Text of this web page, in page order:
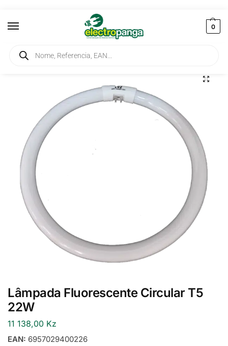
0
Início / Iluminação / Lâmpadas
Lâmpada Fluorescente Circular T5
22W
11 138,00 Kz
EAN: 6957029400226